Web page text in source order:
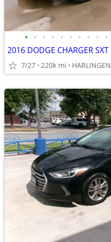
• • • • • • • • • •
7/27 220k mi HARLINGEN